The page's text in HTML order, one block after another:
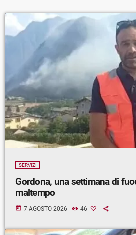
SERVIZI
Gordona, una settimana di
maltempo
today 7 AGOSTO 2026 46